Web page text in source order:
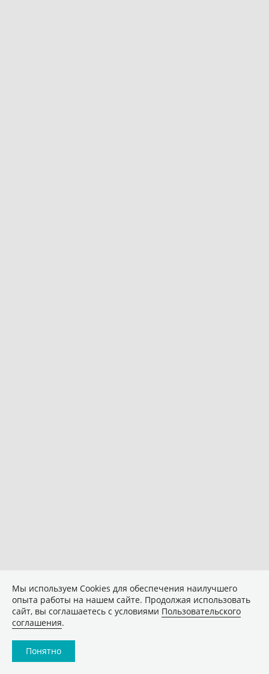
Мы используем Сookies для обеспечения наилучшего
опыта работы на нашем сайте. Продолжая использовать
сайт, вы соглашаетесь с условиями Пользовательского
соглашения.
Понятно